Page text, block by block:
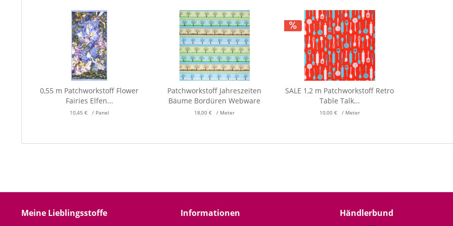
0,55 m Patchworkstoff Flower
Fairies Elfen...
10,45 € / Panel
Patchworkstoff Jahreszeiten
Bäume Bordüren Webware
18,00 € / Meter
SALE 1,2 m Patchworkstoff Retro
Table Talk...
10,00 € / Meter
Meine Lieblingsstoffe Informationen Händlerbund